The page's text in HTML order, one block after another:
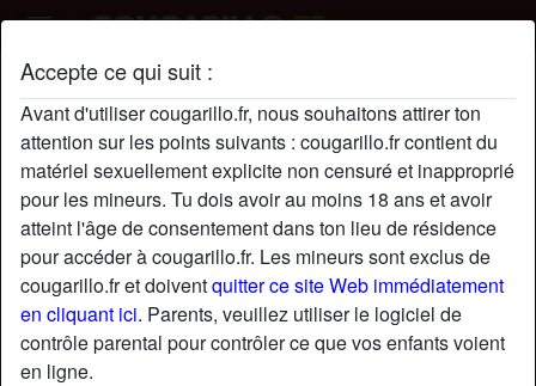
Accepte ce qui suit :
Avant d'utiliser cougarillo.fr, nous souhaitons attirer ton
attention sur les points suivants : cougarillo.fr contient du
matériel sexuellement explicite non censuré et inapproprié
pour les mineurs. Tu dois avoir au moins 18 ans et avoir
atteint l'âge de consentement dans ton lieu de résidence
pour accéder à cougarillo.fr. Les mineurs sont exclus de
cougarillo.fr et doiventquitter ce site Web immédiatement
en cliquant ici. Parents, veuillez utiliser le logiciel de
contrôle parental pour contrôler ce que vos enfants voient
en ligne.
checkitout's profil
radio_button_checked